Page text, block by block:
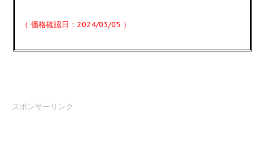
（ 価格確認日：2024/03/05 ）
スポンサーリンク